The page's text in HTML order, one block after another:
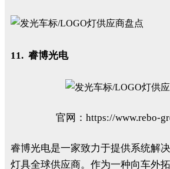
11. 睿博光电
官网：https://www.rebo-
睿博光电是一家致力于提供系统解
灯具全球供应商。作为一种向车外